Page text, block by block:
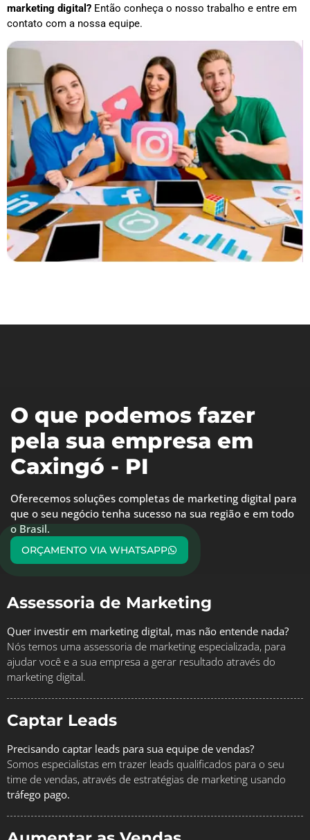
marketing digital? Então conheça o nosso trabalho e entre em
contato com a nossa equipe.
O que podemos fazer
pela sua empresa em
Caxingó - PI
Oferecemos soluções completas de marketing digital para
que o seu negócio tenha sucesso na sua região e em todo
o Brasil.
ORÇAMENTO VIA WHATSAPP
Assessoria de Marketing
Quer investir em marketing digital, mas não entende nada?
Nós temos uma assessoria de marketing especializada, para
ajudar você e a sua empresa a gerar resultado através do
marketing digital.
Captar Leads
Precisando captar leads para sua equipe de vendas?
Somos especialistas em trazer leads qualificados para o seu
time de vendas, através de estratégias de marketing usando
tráfego pago.